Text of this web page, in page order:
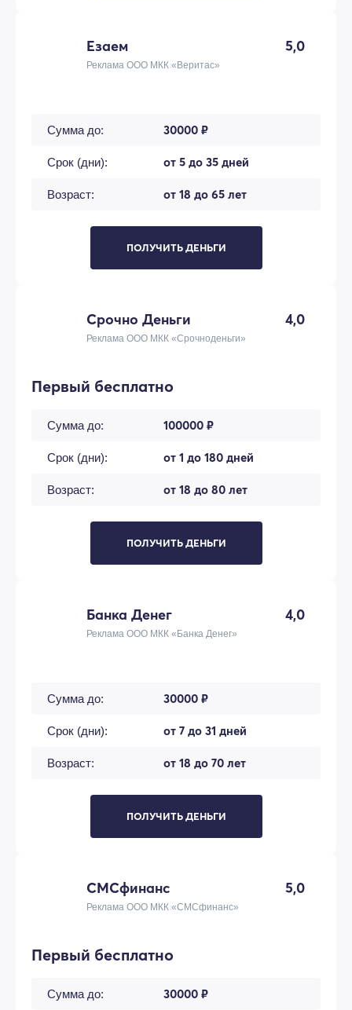
Езаем 5,0
Реклама ООО МКК «Веритас»
Сумма до: 30000 ₽
Срок (дни): от 5 до 35 дней
Возраст: от 18 до 65 лет
ПОЛУЧИТЬ ДЕНЬГИ
Срочно Деньги 4,0
Реклама ООО МКК «Срочноденьги»
Первый бесплатно
Сумма до: 100000 ₽
Срок (дни): от 1 до 180 дней
Возраст: от 18 до 80 лет
ПОЛУЧИТЬ ДЕНЬГИ
Банка Денег 4,0
Реклама ООО МКК «Банка Денег»
Сумма до: 30000 ₽
Срок (дни): от 7 до 31 дней
Возраст: от 18 до 70 лет
ПОЛУЧИТЬ ДЕНЬГИ
СМСфинанс 5,0
Реклама ООО МКК «СМСфинанс»
Первый бесплатно
Сумма до: 30000 ₽